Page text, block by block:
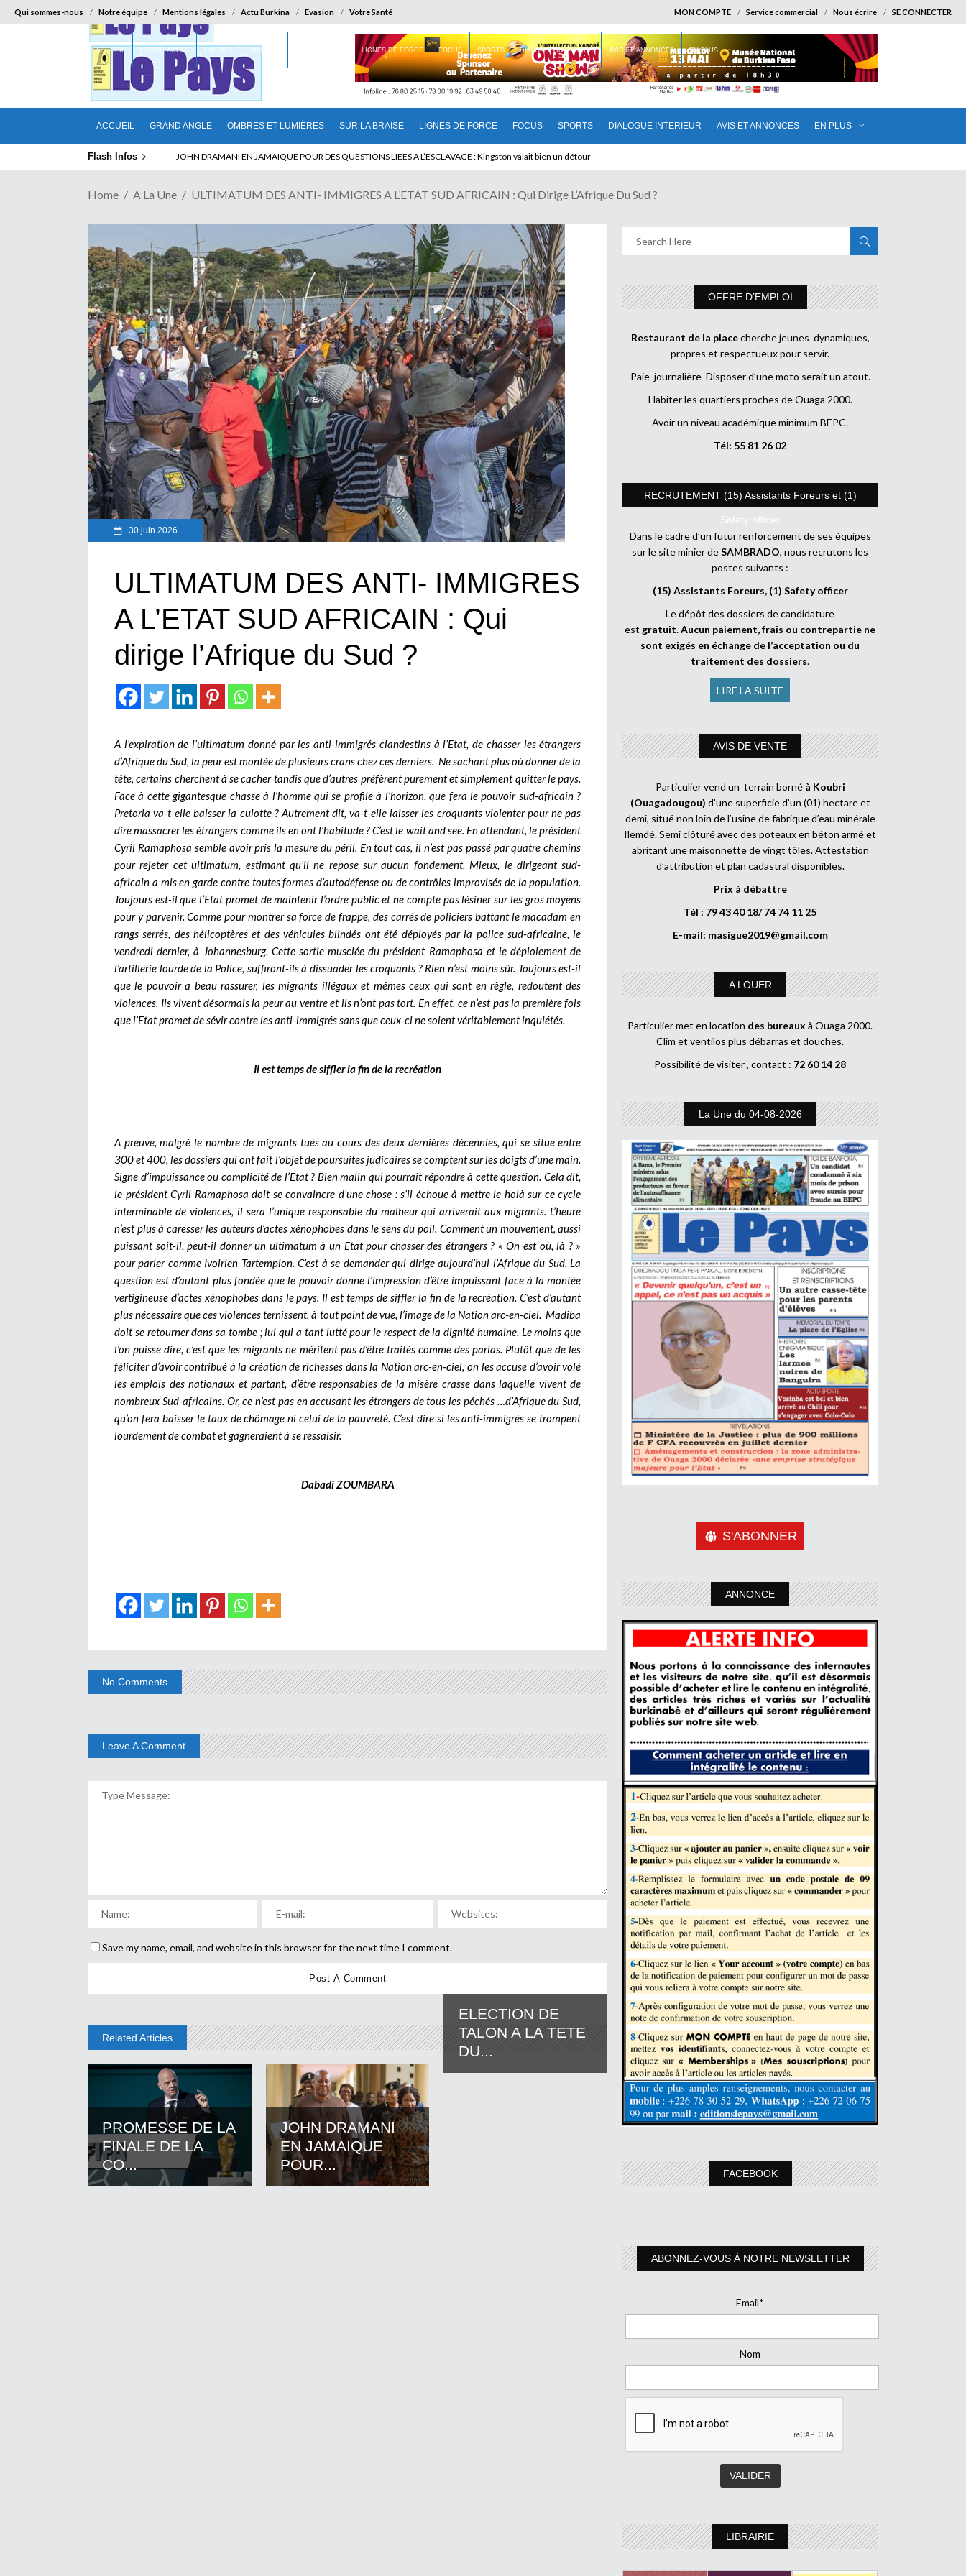
Qui sommes-nous Notre équipe Mentions légales Actu Burkina Evasion Votre Santé MON COMPTE Service commercial Nous écrire SE CONNECTER
ACCUEIL GRAND ANGLE OMBRES ET LUMIÈRES SUR LA BRAISE LIGNES DE FORCE FOCUS SPORTS DIALOGUE INTERIEUR AVIS ET ANNONCES EN PLUS
ACCUEIL GRAND ANGLE OMBRES ET LUMIÈRES LIGNES DE FORCE FOCUS SPORTS DIALOGUE INTERIEUR AVIS ET ANNONCES EN PLUS
Flash Infos ELECTION DE TALON A LA TETE DU SENAT BENINOIS : Quand Patrice quitte le pouvoir sans partir !
Home A La Une ULTIMATUM DES ANTI- IMMIGRES A L’ETAT SUD AFRICAIN : Qui Dirige L’Afrique Du Sud ?
30 juin 2026
ULTIMATUM DES ANTI- IMMIGRES
A L’ETAT SUD AFRICAIN : Qui
dirige l’Afrique du Sud ?
A l’expiration de l’ultimatum donné par les anti-immigrés clandestins à l’Etat, de chasser les étrangers
d’Afrique du Sud, la peur est montée de plusieurs crans chez ces derniers. Ne sachant plus où donner de la
tête, certains cherchent à se cacher tandis que d’autres préfèrent purement et simplement quitter le pays.
Face à cette gigantesque chasse à l’homme qui se profile à l’horizon, que fera le pouvoir sud-africain ?
Pretoria va-t-elle baisser la culotte ? Autrement dit, va-t-elle laisser les croquants violenter pour ne pas
dire massacrer les étrangers comme ils en ont l’habitude ? C’est le wait and see. En attendant, le président
Cyril Ramaphosa semble avoir pris la mesure du péril. En tout cas, il n’est pas passé par quatre chemins
pour rejeter cet ultimatum, estimant qu’il ne repose sur aucun fondement. Mieux, le dirigeant sud-
africain a mis en garde contre toutes formes d’autodéfense ou de contrôles improvisés de la population.
Toujours est-il que l’Etat promet de maintenir l’ordre public et ne compte pas lésiner sur les gros moyens
pour y parvenir. Comme pour montrer sa force de frappe, des carrés de policiers battant le macadam en
rangs serrés, des hélicoptères et des véhicules blindés ont été déployés par la police sud-africaine, le
vendredi dernier, à Johannesburg. Cette sortie musclée du président Ramaphosa et le déploiement de
l’artillerie lourde de la Police, suffiront-ils à dissuader les croquants ? Rien n’est moins sûr. Toujours est-il
que le pouvoir a beau rassurer, les migrants illégaux et mêmes ceux qui sont en règle, redoutent des
violences. Ils vivent désormais la peur au ventre et ils n’ont pas tort. En effet, ce n’est pas la première fois
que l’Etat promet de sévir contre les anti-immigrés sans que ceux-ci ne soient véritablement inquiétés.
Il est temps de siffler la fin de la recréation
A preuve, malgré le nombre de migrants tués au cours des deux dernières décennies, qui se situe entre
300 et 400, les dossiers qui ont fait l’objet de poursuites judicaires se comptent sur les doigts d’une main.
Signe d’impuissance ou complicité de l’Etat ? Bien malin qui pourrait répondre à cette question. Cela dit,
le président Cyril Ramaphosa doit se convaincre d’une chose : s’il échoue à mettre le holà sur ce cycle
interminable de violences, il sera l’unique responsable du malheur qui arriverait aux migrants. L’heure
n’est plus à caresser les auteurs d’actes xénophobes dans le sens du poil. Comment un mouvement, aussi
puissant soit-il, peut-il donner un ultimatum à un Etat pour chasser des étrangers ? « On est où, là ? »
pour parler comme Ivoirien Tartempion. C’est à se demander qui dirige aujourd’hui l’Afrique du Sud. La
question est d’autant plus fondée que le pouvoir donne l’impression d’être impuissant face à la montée
vertigineuse d’actes xénophobes dans le pays. Il est temps de siffler la fin de la recréation. C’est d’autant
plus nécessaire que ces violences ternissent, à tout point de vue, l’image de la Nation arc-en-ciel. Madiba
doit se retourner dans sa tombe ; lui qui a tant lutté pour le respect de la dignité humaine. Le moins que
l’on puisse dire, c’est que les migrants ne méritent pas d’être traités comme des parias. Plutôt que de les
féliciter d’avoir contribué à la création de richesses dans la Nation arc-en-ciel, on les accuse d’avoir volé
les emplois des nationaux et partant, d’être responsables de la misère crasse dans laquelle vivent de
nombreux Sud-africains. Or, ce n’est pas en accusant les étrangers de tous les péchés …d’Afrique du Sud,
qu’on fera baisser le taux de chômage ni celui de la pauvreté. C’est dire si les anti-immigrés se trompent
lourdement de combat et gagneraient à se ressaisir.
Dabadi ZOUMBARA
No Comments
Leave A Comment
Save my name, email, and website in this browser for the next time I comment.
Related Articles
PROMESSE DE LA
FINALE DE LA
CO...
JOHN DRAMANI
EN JAMAIQUE
POUR...
ELECTION DE
TALON A LA TETE
DU...
OFFRE D’EMPLOI
Restaurant de la placecherche jeunes dynamiques,
propres et respectueux pour servir.
Paie journalière Disposer d’une moto serait un atout.
Habiter les quartiers proches de Ouaga 2000.
Avoir un niveau académique minimum BEPC.
Tél: 55 81 26 02
RECRUTEMENT (15) Assistants Foreurs et (1)
Safety officer
Dans le cadre d’un futur renforcement de ses équipes
sur le site minier deSAMBRADO, nous recrutons les
postes suivants :
(15) Assistants Foreurs, (1) Safety officer
Le dépôt des dossiers de candidature
est gratuit.Aucun paiement, frais ou contrepartie ne
sont exigés en échange de l’acceptation ou du
traitement des dossiers.
LIRE LA SUITE
AVIS DE VENTE
Particulier vend un terrain borné à Koubri
(Ouagadougou) d’une superficie d’un (01) hectare et
demi, situé non loin de l’usine de fabrique d’eau minérale
Ilemdé. Semi clôturé avec des poteaux en béton armé et
abritant une maisonnette de vingt tôles. Attestation
d’attribution et plan cadastral disponibles.
Prix à débattre
Tél : 79 43 40 18/ 74 74 11 25
E-mail: masigue2019@gmail.com
A LOUER
Particulier met en location des bureaux à Ouaga 2000.
Clim et ventilos plus débarras et douches.
Possibilité de visiter , contact : 72 60 14 28
La Une du 04-08-2026
S'ABONNER
ANNONCE
FACEBOOK
ABONNEZ-VOUS À NOTRE NEWSLETTER
Email*
Nom
LIBRAIRIE